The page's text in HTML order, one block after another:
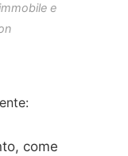
e
come